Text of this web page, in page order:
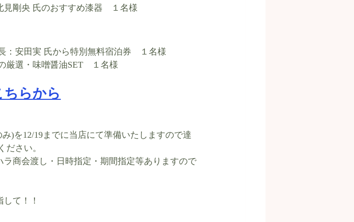
見剛央 氏のおすすめ漆器　１名様
：安田実 氏から特別無料宿泊券　１名様
厳選・味噌醤油SET　１名様
らから
)を12/19までに当店にて準備いたしますので達
ださい。
商会渡し・日時指定・期間指定等ありますので
して！！